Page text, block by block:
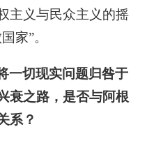
主义与民众主义的摇
家”。
一切现实问题归咎于
衰之路，是否与阿根
系？